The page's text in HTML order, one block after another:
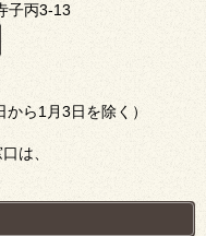
子丙3-13
ら1月3日を除く）
は、